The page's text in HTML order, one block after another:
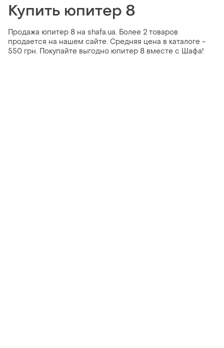
Купить юпитер 8
Продажа юпитер 8 на shafa.ua. Более 2 товаров
продается на нашем сайте. Средняя цена в каталоге -
550 грн. Покупайте выгодно юпитер 8 вместе с Шафа!